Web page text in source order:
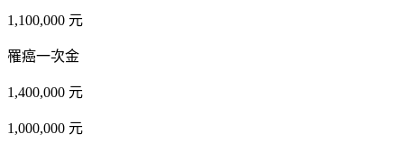
1,100,000 元
罹癌一次金
1,400,000 元
1,000,000 元